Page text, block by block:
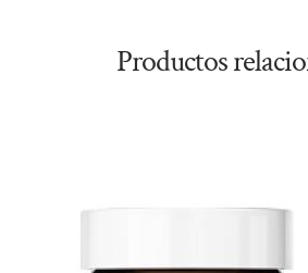
Productos